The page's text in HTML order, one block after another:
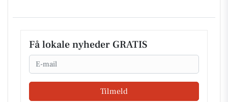
Få lokale nyheder GRATIS
Email
Tilmeld